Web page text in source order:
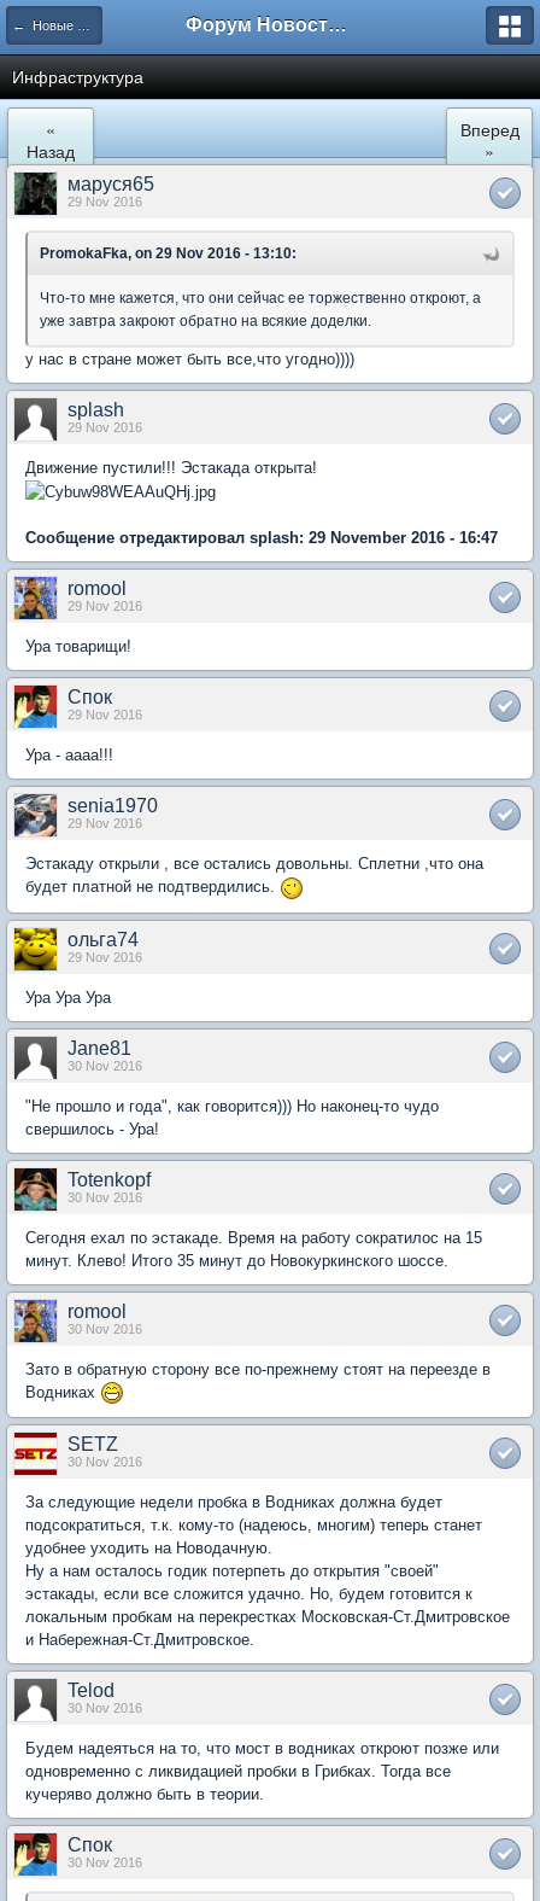
← Новые Водники Форум Новостройки
Инфраструктура
«
Назад
Вперед
»
маруся65
29 Nov 2016
PromokaFka, on 29 Nov 2016 - 13:10:
Что-то мне кажется, что они сейчас ее торжественно откроют, а
уже завтра закроют обратно на всякие доделки.
у нас в стране может быть все,что угодно))))
splash
29 Nov 2016
Движение пустили!!! Эстакада открыта!
Сообщение отредактировал splash: 29 November 2016 - 16:47
romool
29 Nov 2016
Ура товарищи!
Спок
29 Nov 2016
Ура - аааа!!!
senia1970
29 Nov 2016
Эстакаду открыли , все остались довольны. Сплетни ,что она
будет платной не подтвердились.
ольга74
29 Nov 2016
Ура Ура Ура
Jane81
30 Nov 2016
"Не прошло и года", как говорится))) Но наконец-то чудо
свершилось - Ура!
Totenkopf
30 Nov 2016
Сегодня ехал по эстакаде. Время на работу сократилос на 15
минут. Клево! Итого 35 минут до Новокуркинского шоссе.
romool
30 Nov 2016
Зато в обратную сторону все по-прежнему стоят на переезде в
Водниках
SETZ
30 Nov 2016
За следующие недели пробка в Водниках должна будет
подсократиться, т.к. кому-то (надеюсь, многим) теперь станет
удобнее уходить на Новодачную.
Ну а нам осталось годик потерпеть до открытия "своей"
эстакады, если все сложится удачно. Но, будем готовится к
локальным пробкам на перекрестках Московская-Ст.Дмитровское
и Набережная-Ст.Дмитровское.
Telod
30 Nov 2016
Будем надеяться на то, что мост в водниках откроют позже или
одновременно с ликвидацией пробки в Грибках. Тогда все
кучеряво должно быть в теории.
Спок
30 Nov 2016